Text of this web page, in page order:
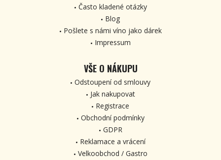
Často kladené otázky
Blog
Pošlete s námi víno jako dárek
Impressum
VŠE O NÁKUPU
Odstoupení od smlouvy
Jak nakupovat
Registrace
Obchodní podmínky
GDPR
Reklamace a vrácení
Velkoobchod / Gastro